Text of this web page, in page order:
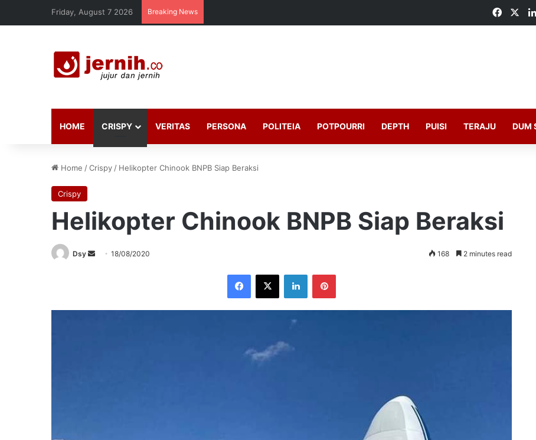
Friday, August 7 2026 Breaking News
HOME CRISPY VERITAS PERSONA POLITEIA POTPOURRI DEPTH PUISI TERAJU DUM
Home /Crispy / Helikopter Chinook BNPB Siap Beraksi
Crispy
Helikopter Chinook BNPB Siap Beraksi
Dsy
Send18/08/2020 168 2 minutes read
Facebook
X LinkedInPinterest